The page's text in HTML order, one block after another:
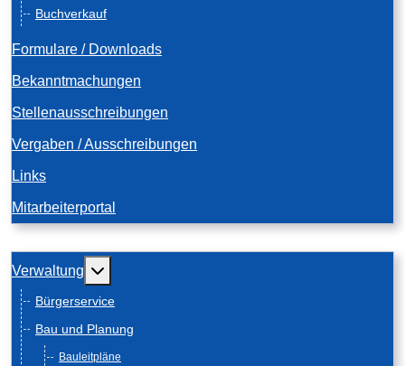
Buchverkauf
Formulare / Downloads
Bekanntmachungen
Stellenausschreibungen
Vergaben / Ausschreibungen
Links
Mitarbeiterportal
Verwaltung Weitere Informationen: Verwaltung
Bürgerservice
Bau und Planung
Bauleitpläne